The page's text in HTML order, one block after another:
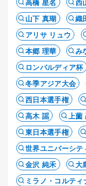
山下 真瑚
織
アリサ リュウ
本郷 理華
み
ロンバルディア杯
冬季アジア大会
西日本選手権
高木 謡
上
東日本選手権
世界ユニバーシテ
金沢 純禾
大
ミラノ・コルテ